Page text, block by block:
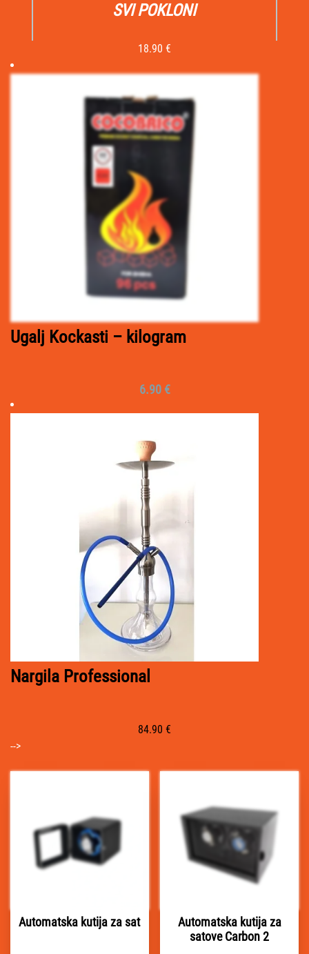
SVI POKLONI
18.90 €
Ugalj Kockasti – kilogram
6.90 €
Nargila Professional
84.90 €
-->
Automatska kutija za sat
Automatska kutija za
satove Carbon 2